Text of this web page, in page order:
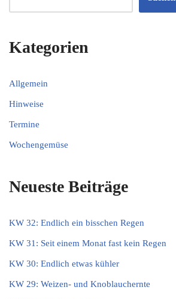
Kategorien
Allgemein
Hinweise
Termine
Wochengemüse
Neueste Beiträge
KW 32: Endlich ein bisschen Regen
KW 31: Seit einem Monat fast kein Regen
KW 30: Endlich etwas kühler
KW 29: Weizen- und Knoblauchernte